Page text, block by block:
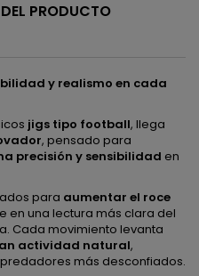
PRODUCTO
y realismo en cada
jigs tipo football, llega
, pensado para
precisión y sensibilidad en
para aumentar el roce
en una lectura más clara del
Cada movimiento levanta
actividad natural,
más desconfiados.